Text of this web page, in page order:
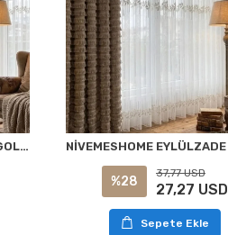
NİVEMESHOME EYLÜLZADE GOLD DETAY 1/2,5 PİLELİ TÜL PERDE APM
%28
37,77 USD
27,27 USD
Sepete Ekle